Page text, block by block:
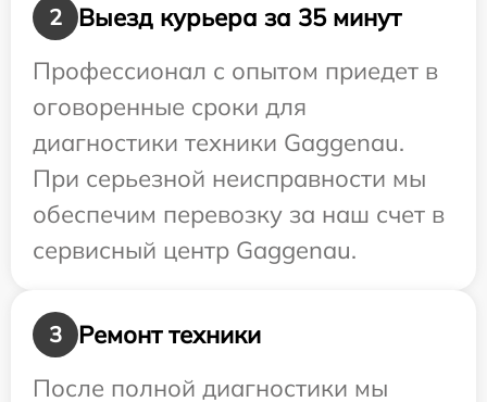
2
Выезд курьера за 35 минут
Профессионал с опытом приедет в
оговоренные сроки для
диагностики техники Gaggenau.
При серьезной неисправности мы
обеспечим перевозку за наш счет в
сервисный центр Gaggenau.
3
Ремонт техники
После полной диагностики мы